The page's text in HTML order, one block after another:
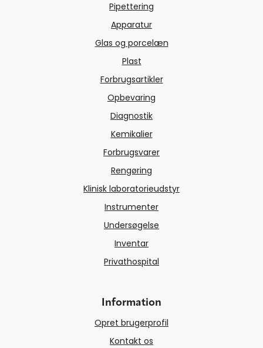
Pipettering
Apparatur
Glas og porcelæn
Plast
Forbrugsartikler
Opbevaring
Diagnostik
Kemikalier
Forbrugsvarer
Rengøring
Klinisk laboratorieudstyr
Instrumenter
Undersøgelse
Inventar
Privathospital
Information
Opret brugerprofil
Kontakt os